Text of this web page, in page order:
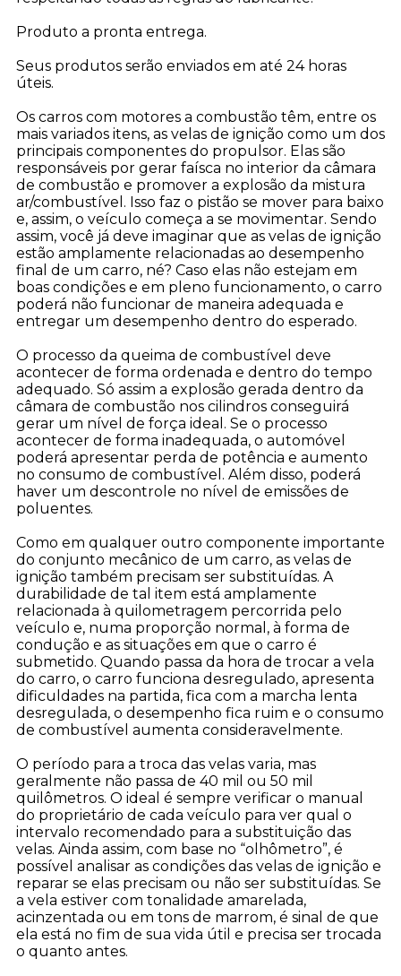
Produto a pronta entrega.
Seus produtos serão enviados em até 24 horas
úteis.
Os carros com motores a combustão têm, entre os
mais variados itens, as velas de ignição como um dos
principais componentes do propulsor. Elas são
responsáveis por gerar faísca no interior da câmara
de combustão e promover a explosão da mistura
ar/combustível. Isso faz o pistão se mover para baixo
e, assim, o veículo começa a se movimentar. Sendo
assim, você já deve imaginar que as velas de ignição
estão amplamente relacionadas ao desempenho
final de um carro, né? Caso elas não estejam em
boas condições e em pleno funcionamento, o carro
poderá não funcionar de maneira adequada e
entregar um desempenho dentro do esperado.
O processo da queima de combustível deve
acontecer de forma ordenada e dentro do tempo
adequado. Só assim a explosão gerada dentro da
câmara de combustão nos cilindros conseguir
gerar um nível de força ideal. Se o processo
acontecer de forma inadequada, o automóvel
poderá apresentar perda de potência e aumento
no consumo de combustível. Além disso, poder
haver um descontrole no nível de emissões de
poluentes.
Como em qualquer outro componente importante
do conjunto mecânico de um carro, as velas de
ignição também precisam ser substituídas. A
durabilidade de tal item está amplamente
relacionada à quilometragem percorrida pelo
veículo e, numa proporção normal, à forma de
condução e as situações em que o carro é
submetido. Quando passa da hora de trocar a vela
do carro, o carro funciona desregulado, apresenta
dificuldades na partida, fica com a marcha lenta
desregulada, o desempenho fica ruim e o consumo
de combustível aumenta consideravelmente.
O período para a troca das velas varia, mas
geralmente não passa de 40 mil ou 50 mil
quilômetros. O ideal é sempre verificar o manual
do proprietário de cada veículo para ver qual o
intervalo recomendado para a substituição das
velas. Ainda assim, com base no “olhômetro”, é
possível analisar as condições das velas de ignição e
reparar se elas precisam ou não ser substituídas. Se
a vela estiver com tonalidade amarelada,
acinzentada ou em tons de marrom, é sinal de que
ela está no fim de sua vida útil e precisa ser trocada
o quanto antes.